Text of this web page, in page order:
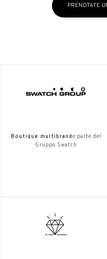
PRENOTATE
Boutique multibrand e parte del
Gruppo Swatch